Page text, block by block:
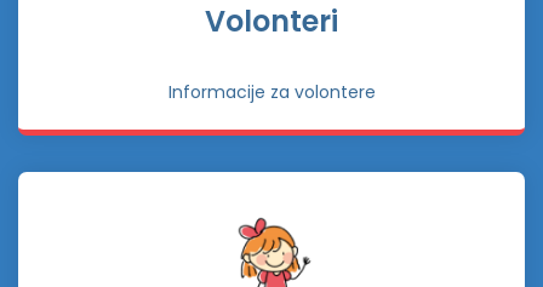
Volonteri
Informacije za volontere